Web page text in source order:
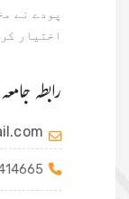
پودے نے
اختیار کر
رابطہ جامعہ